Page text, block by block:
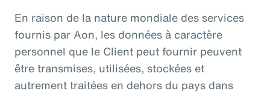
En raison de la nature mondiale des services
fournis par Aon, les données à caractère
personnel que le Client peut fournir peuvent
être transmises, utilisées, stockées et
autrement traitées en dehors du pays dans